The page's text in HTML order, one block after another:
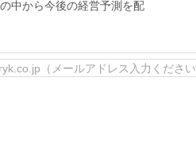
中から今後の経営予測を配